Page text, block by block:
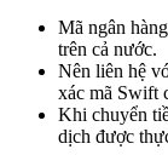
Mã ngân
trên cả nước.
Nên liên hệ
xác mã Swift
Khi chuyển
dịch được